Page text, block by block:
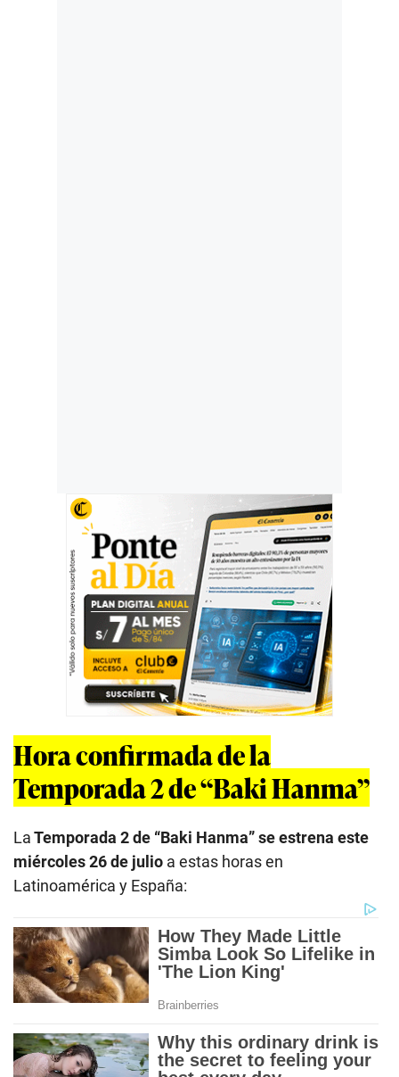
Hora confirmada de la
Temporada 2 de “Baki Hanma”
LaTemporada 2 de “Baki Hanma”se estrena este
miércoles 26 de julio a estas horas en
Latinoamérica y España: